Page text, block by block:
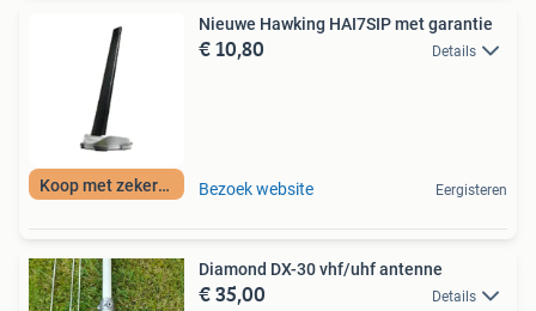
Koop met zekerheid
Nieuwe Hawking HAI7SIP met garantie
€ 10,80 Details
Bezoek website Eergisteren
Diamond DX-30 vhf/uhf antenne
€ 35,00 Details